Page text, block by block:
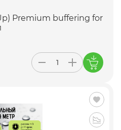
Premium buffering for